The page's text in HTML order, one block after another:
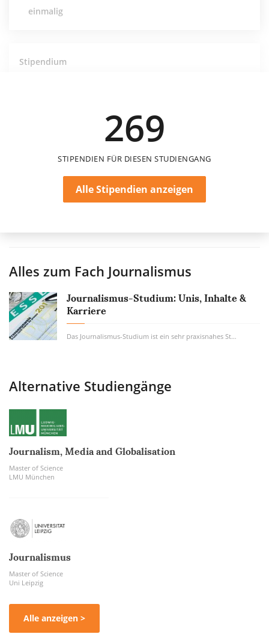
einmalig
Stipendium
269
STIPENDIEN FÜR DIESEN STUDIENGANG
Alle Stipendien anzeigen
Alles zum Fach Journalismus
Journalismus-Studium: Unis, Inhalte &
Karriere
Das Journalismus-Studium ist ein sehr praxisnahes Studium, das Dich zum multimedialen...
Alternative Studiengänge
Journalism, Media and Globalisation
Master of Science
LMU München
Journalismus
Master of Science
Uni Leipzig
Alle anzeigen >